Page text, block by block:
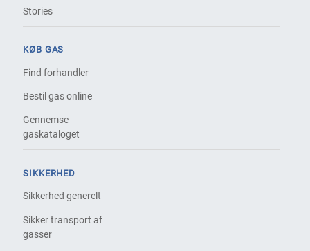
Stories
KØB GAS
Find forhandler
Bestil gas online
Gennemse
gaskataloget
SIKKERHED
Sikkerhed generelt
Sikker transport af
gasser